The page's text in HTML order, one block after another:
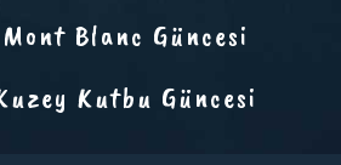
Blanc Güncesi
Kutbu Güncesi